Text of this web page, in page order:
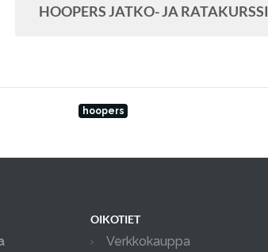
HOOPERS JATKO- JA RATAKURSSI
hoopers
OIKOTIET
Verkkokauppa